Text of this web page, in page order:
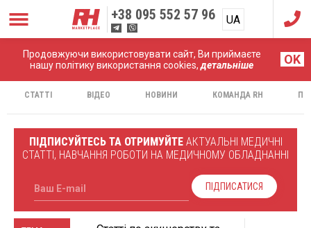
Продовжуючи використовувати сайт, Ви приймаєте
нашу політику використання cookies,детальніше OK
+38 095 552 57 96 UA
RU
Головна Статті
СТАТТІ ВІДЕО НОВИНИ КОМАНДА RH
ПІДПИСУЙТЕСЬ ТА ОТРИМУЙТЕАКТУАЛЬНІ МЕДИЧНІ
СТАТТІ, НАВЧАННЯ РОБОТИ НА МЕДИЧНОМУ ОБЛАДНАННІ
Ваш E-mail ПІДПИСАТИСЯ